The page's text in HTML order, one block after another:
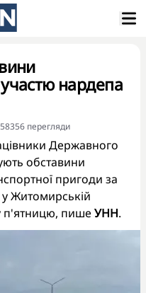
нардепа
перегляди
Державного
обставини
пригоди за
Житомирській
п'ятницю, пише УНН.